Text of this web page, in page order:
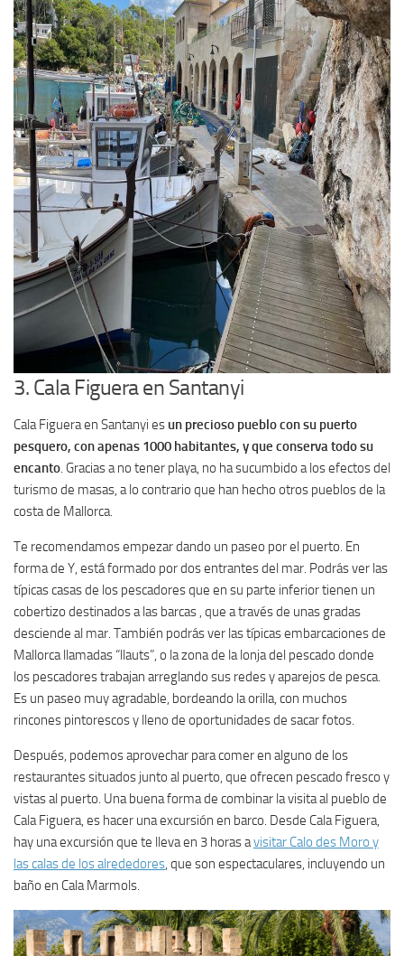
3. Cala Figuera en Santanyi
Cala Figuera en Santanyi es un precioso pueblo con su puerto
pesquero, con apenas 1000 habitantes, y que conserva todo su
encanto . Gracias a no tener playa, no ha sucumbido a los efectos del
turismo de masas, a lo contrario que han hecho otros pueblos de la
costa de Mallorca.
Te recomendamos empezar dando un paseo por el puerto. En
forma de Y, está formado por dos entrantes del mar. Podrás ver las
típicas casas de los pescadores que en su parte inferior tienen un
cobertizo destinados a las barcas , que a través de unas gradas
desciende al mar. También podrás ver las típicas embarcaciones de
Mallorca llamadas “llauts”, o la zona de la lonja del pescado donde
los pescadores trabajan arreglando sus redes y aparejos de pesca.
Es un paseo muy agradable, bordeando la orilla, con muchos
rincones pintorescos y lleno de oportunidades de sacar fotos.
Después, podemos aprovechar para comer en alguno de los
restaurantes situados junto al puerto, que ofrecen pescado fresco y
vistas al puerto. Una buena forma de combinar la visita al pueblo de
Cala Figuera, es hacer una excursión en barco. Desde Cala Figuera,
hay una excursión que te lleva en 3 horas avisitar Calo des Moro y
las calas de los alrededores , que son espectaculares, incluyendo un
baño en Cala Marmols.